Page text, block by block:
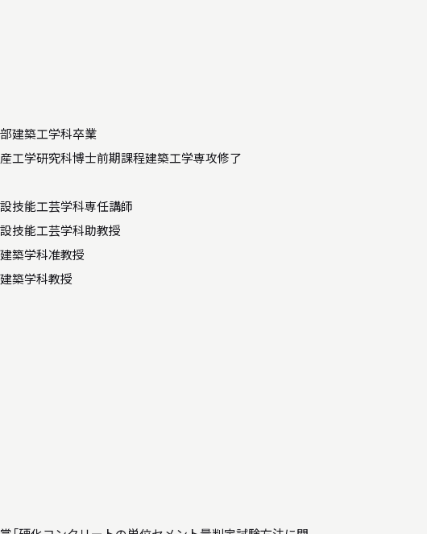
建築工学科卒業
工学研究科博士前期課程建築工学専攻修了
技能工芸学科専任講師
技能工芸学科助教授
築学科准教授
築学科教授